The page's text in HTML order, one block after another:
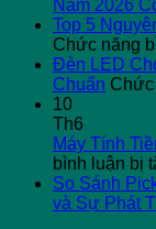
Năm 2026
Top 5
Chức năng
Đèn LED
Chuẩn Chức
10
Th6
Máy Tính
bình luận bị
So Sánh
và Sự Phát